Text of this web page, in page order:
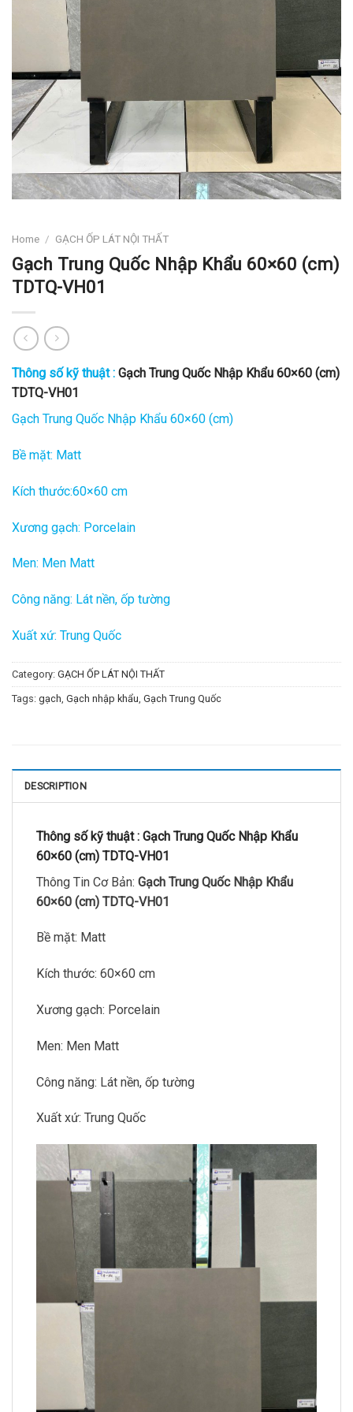
Home / GẠCH ỐP LÁT NỘI THẤT
Gạch Trung Quốc Nhập Khẩu 60×60 (cm)
TDTQ-VH01
Thông số kỹ thuật : Gạch Trung Quốc Nhập Khẩu 60×60 (cm)
TDTQ-VH01
Gạch Trung Quốc Nhập Khẩu 60×60 (cm)
Bề mặt: Matt
Kích thước:60×60 cm
Xương gạch: Porcelain
Men: Men Matt
Công năng: Lát nền, ốp tường
Xuất xứ: Trung Quốc
Category: GẠCH ỐP LÁT NỘI THẤT
Tags: gạch Gạch nhập khẩu Gạch Trung Quốc
DESCRIPTION
Thông số kỹ thuật : Gạch Trung Quốc Nhập Khẩu
60×60 (cm) TDTQ-VH01
Thông Tin Cơ Bản: Gạch Trung Quốc Nhập Khẩu
60×60 (cm) TDTQ-VH01
Bề mặt: Matt
Kích thước: 60×60 cm
Xương gạch: Porcelain
Men: Men Matt
Công năng: Lát nền, ốp tường
Xuất xứ: Trung Quốc